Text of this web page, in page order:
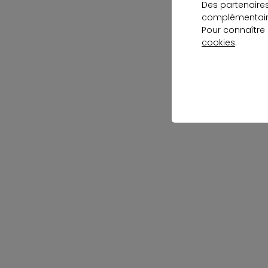
Des
Pour
cookies.